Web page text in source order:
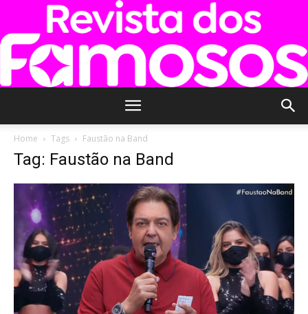
Famosos
Home Tags Faustão na Band
Tag: Faustão na Band